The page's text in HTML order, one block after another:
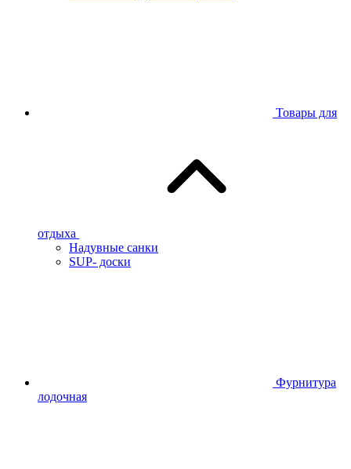
Товары для
отдыха
Надувные санки
SUP- доски
Фурнитура
лодочная